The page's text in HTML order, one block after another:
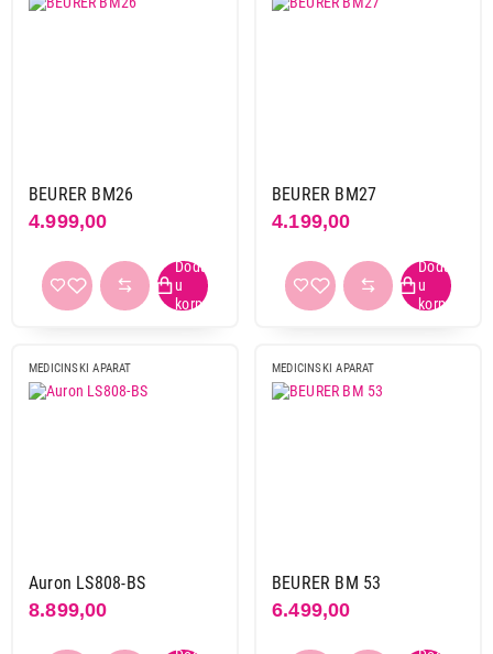
BEURER BM26
4.999,00
BEURER BM27
4.199,00
MEDICINSKI APARAT
Auron LS808-BS
8.899,00
MEDICINSKI APARAT
BEURER BM 53
6.499,00